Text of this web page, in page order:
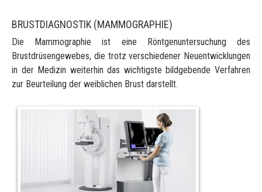
LEISTUNGEN
Kernspintomographie
Computertomographie
Digitales Röntgen
Nuklearmedizin
Sonographie (Ultraschall)
Knochendichtemessung
CT-gesteuerte periradikuläre Therapie (PRT)
ÄRZTE & TEAM
BRUSTDIAGNOSTIK (MAMMOGRAPHIE)
Die Mammographie ist eine Röntgenuntersuchung des
Brustdrüsengewebes, die trotz verschiedener Neuentwicklungen
in der Medizin weiterhin das wichtigste bildgebende Verfahren
zur Beurteilung der weiblichen Brust darstellt.